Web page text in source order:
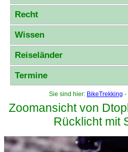
Recht
Wissen
Reiseländer
Termine
Sie sind hier: BikeTrekking -
Zoomansicht von
Rücklicht mit